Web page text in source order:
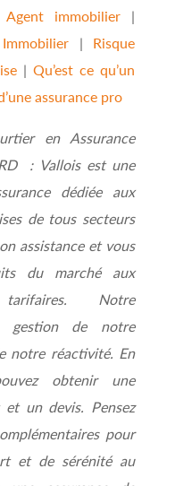
Agent immobilier |
| Risque
| Qu’est ce qu’un
assurance pro
en Assurance
: Vallois est une
dédiée aux
de tous secteurs
assistance et vous
du marché aux
Notre
gestion de notre
notre réactivité. En
obtenir une
un devis. Pensez
pour
et de sérénité au